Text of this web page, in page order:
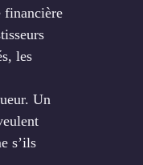
financière
les
Un
s’ils